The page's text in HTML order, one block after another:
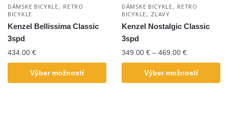
DÁMSKE BICYKLE, RETRO
BICYKLE
Kenzel Bellissima Classic
3spd
434.00 €
Výber možností
DÁMSKE BICYKLE, RETRO
BICYKLE, ZĽAVY
Kenzel Nostalgic Classic
3spd
349.00 € – 469.00 €
Výber možností